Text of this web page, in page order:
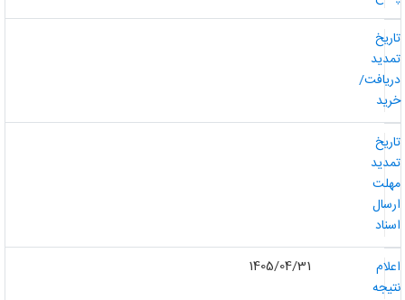
1405/04/31